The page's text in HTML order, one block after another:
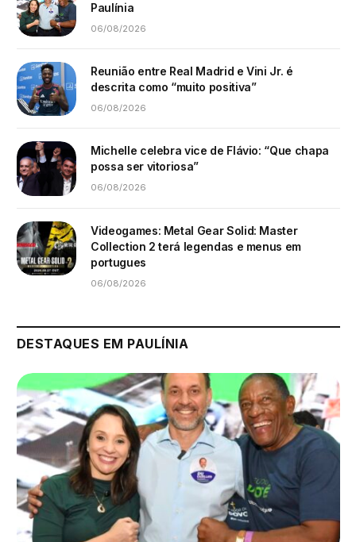
Paulínia
06/08/2026
Reunião entre Real Madrid e Vini Jr. é
descrita como “muito positiva”
06/08/2026
Michelle celebra vice de Flávio: “Que chapa
possa ser vitoriosa”
06/08/2026
Videogames: Metal Gear Solid: Master
Collection 2 terá legendas e menus em
portugues
06/08/2026
DESTAQUES EM PAULÍNIA